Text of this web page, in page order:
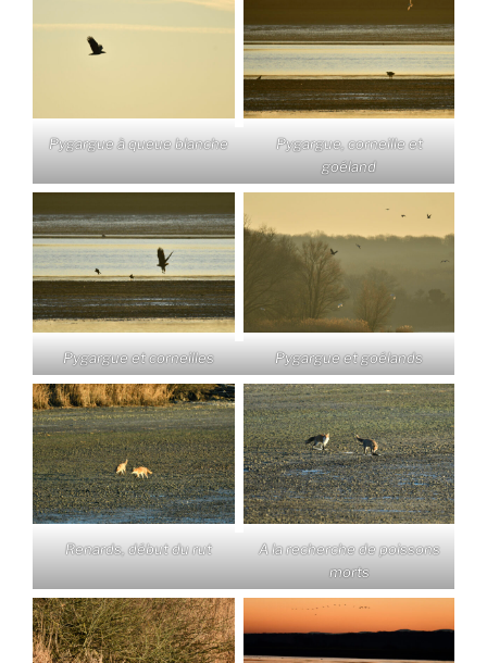
Pygargue à queue blanche
Pygargue, corneille et
goéland
Pygargue et corneilles Pygargue et goélands
Renards, début du rut
A la recherche de poissons
morts